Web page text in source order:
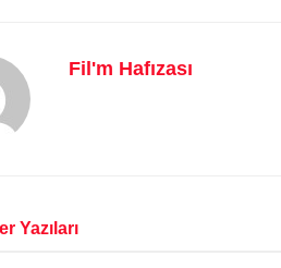
Fil'm Hafızası
Yazıları